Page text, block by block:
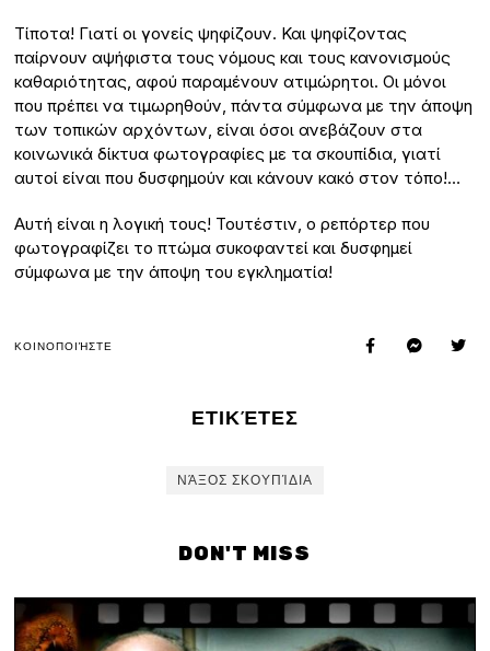
Τίποτα! Γιατί οι γονείς ψηφίζουν. Και ψηφίζοντας
παίρνουν αψήφιστα τους νόμους και τους κανονισμούς
καθαριότητας, αφού παραμένουν ατιμώρητοι. Οι μόνοι
που πρέπει να τιμωρηθούν, πάντα σύμφωνα με την άποψη
των τοπικών αρχόντων, είναι όσοι ανεβάζουν στα
κοινωνικά δίκτυα φωτογραφίες με τα σκουπίδια, γιατί
αυτοί είναι που δυσφημούν και κάνουν κακό στον τόπο!…
Αυτή είναι η λογική τους! Τουτέστιν, ο ρεπόρτερ που
φωτογραφίζει το πτώμα συκοφαντεί και δυσφημεί
σύμφωνα με την άποψη του εγκληματία!
ΚΟΙΝΟΠΟΙΉΣΤΕ
ΕΤΙΚΈΤΕΣ
ΝΆΞΟΣ ΣΚΟΥΠΊΔΙΑ
DON'T MISS